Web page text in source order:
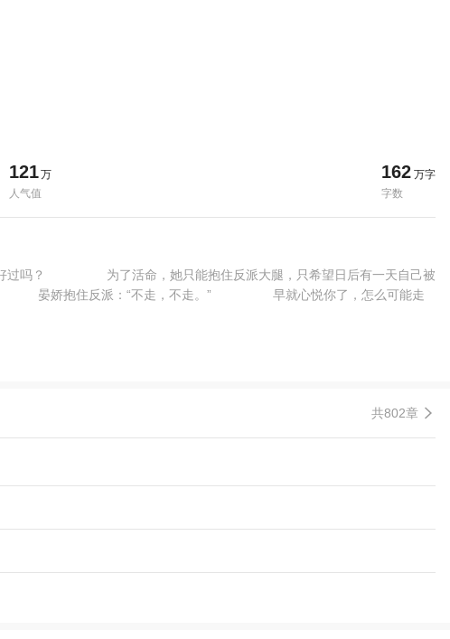
121万
人气值
162 万字
字数
过吗？ 为了活命，她只能抱住反派大腿，只希望日后有一天自己被
娇抱住反派：“不走，不走。” 早就心悦你了，怎么可能走
共802章